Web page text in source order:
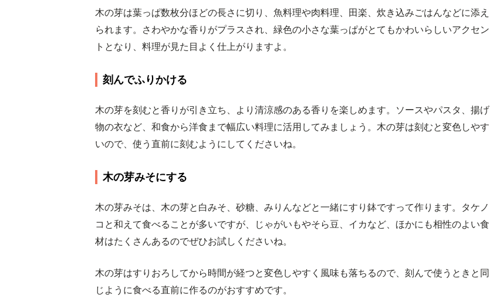
木の芽は葉っぱ数枚分ほどの長さに切り、魚料理や肉料理、田楽、炊き込みごはんなどに添え
られます。さわやかな香りがプラスされ、緑色の小さな葉っぱがとてもかわいらしいアクセン
トとなり、料理が見た目よく仕上がりますよ。
刻んでふりかける
木の芽を刻むと香りが引き立ち、より清涼感のある香りを楽しめます。ソースやパスタ、揚げ
物の衣など、和食から洋食まで幅広い料理に活用してみましょう。木の芽は刻むと変色しやす
いので、使う直前に刻むようにしてくださいね。
木の芽みそにする
木の芽みそは、木の芽と白みそ、砂糖、みりんなどと一緒にすり鉢ですって作ります。タケノ
コと和えて食べることが多いですが、じゃがいもやそら豆、イカなど、ほかにも相性のよい食
材はたくさんあるのでぜひお試しくださいね。
木の芽はすりおろしてから時間が経つと変色しやすく風味も落ちるので、刻んで使うときと同
じように食べる直前に作るのがおすすめです。